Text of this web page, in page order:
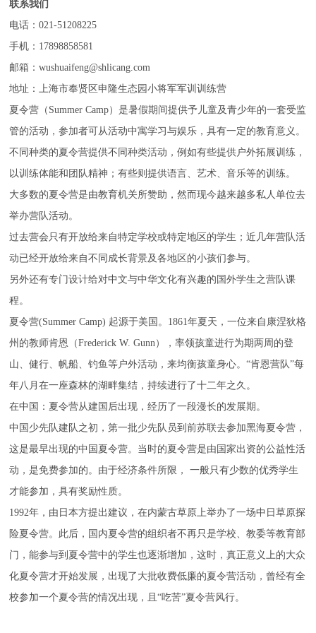
联系我们
电话：021-51208225
手机：17898858581
邮箱：wushuaifeng@shlicang.com
地址：上海市奉贤区申隆生态园小将军军训训练营
夏令营（Summer Camp）是暑假期间提供予儿童及青少年的一套受监
管的活动，参加者可从活动中寓学习与娱乐，具有一定的教育意义。
不同种类的夏令营提供不同种类活动，例如有些提供户外拓展训练，
以训练体能和团队精神；有些则提供语言、艺术、音乐等的训练。
大多数的夏令营是由教育机关所赞助，然而现今越来越多私人单位去
举办营队活动。
过去营会只有开放给来自特定学校或特定地区的学生；近几年营队活
动已经开放给来自不同成长背景及各地区的小孩们参与。
另外还有专门设计给对中文与中华文化有兴趣的国外学生之营队课
程。
夏令营(Summer Camp) 起源于美国。1861年夏天，一位来自康涅狄格
州的教师肯恩（Frederick W. Gunn），率领孩童进行为期两周的登
山、健行、帆船、钓鱼等户外活动，来均衡孩童身心。“肯恩营队”每
年八月在一座森林的湖畔集结，持续进行了十二年之久。
在中国：夏令营从建国后出现，经历了一段漫长的发展期。
中国少先队建队之初，第一批少先队员到前苏联去参加黑海夏令营，
这是最早出现的中国夏令营。当时的夏令营是由国家出资的公益性活
动，是免费参加的。由于经济条件所限， 一般只有少数的优秀学生
才能参加，具有奖励性质。
1992年，由日本方提出建议，在内蒙古草原上举办了一场中日草原探
险夏令营。此后，国内夏令营的组织者不再只是学校、教委等教育部
门，能参与到夏令营中的学生也逐渐增加，这时，真正意义上的大众
化夏令营才开始发展，出现了大批收费低廉的夏令营活动，曾经有全
校参加一个夏令营的情况出现，且“吃苦”夏令营风行。